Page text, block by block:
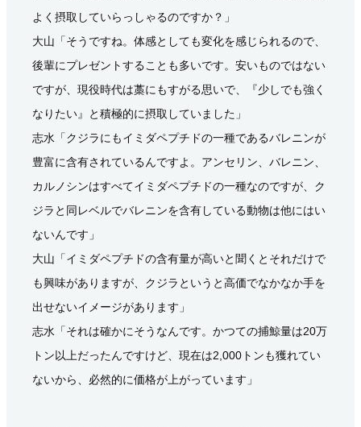
よく摂取していらっしゃるのですか？」
大山「そうですね。体感としても変化を感じられるので、
後輩にプレゼントすることも多いです。安いものではない
ですが、現役時代は藁にもすがる思いで、『少しでも強く
なりたい』と積極的に摂取していました」
志水「クジラにもイミダペプチドの一種であるバレニンが
豊富に含有されているんですよ。アンセリン、バレニン、
カルノシンはすべてイミダペプチドの一種なのですが、ク
ジラと同レベルでバレニンを含有している動物は他にはい
ないんです」
大山「イミダペプチドの含有量が高いと聞くとそれだけで
も興味がありますが、クジラというと高価でなかなか手を
出せないイメージがあります」
志水「それは確かにそうなんです。かつての捕鯨量は20万
トン以上だったんですけど、現在は2,000トンも獲れてい
ないから、必然的に価格が上がっています」